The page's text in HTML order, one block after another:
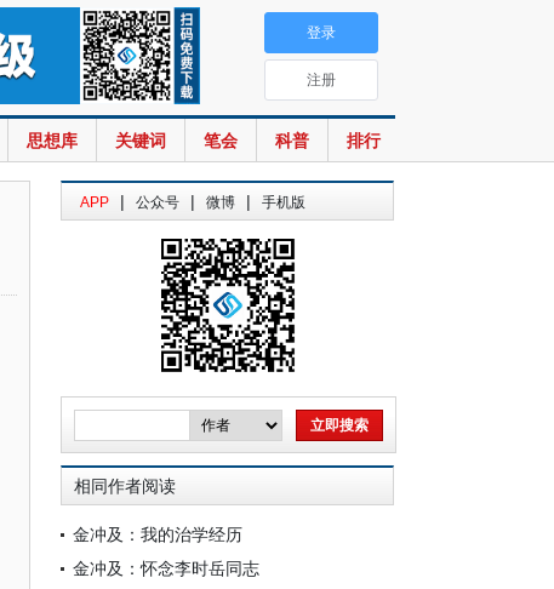
思想库 关键词 笔会 科普 排行
登录
注册
APP | 公众号 | 微博 | 手机版
相同作者阅读
金冲及：我的治学经历
金冲及：怀念李时岳同志